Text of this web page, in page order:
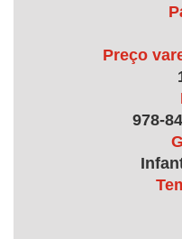
Preço
978-